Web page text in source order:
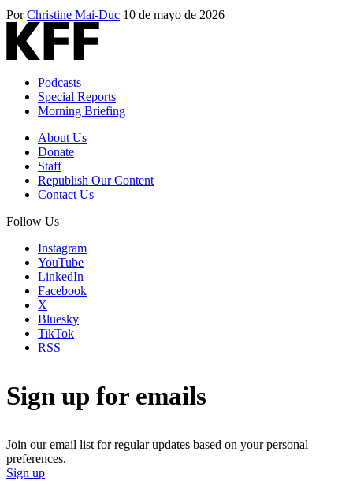
PorChristine Mai-Duc 10 de mayo de 2026
Podcasts
Special Reports
Morning Briefing
About Us
Donate
Staff
Republish Our Content
Contact Us
Follow Us
Instagram
YouTube
LinkedIn
Facebook
X
Bluesky
TikTok
RSS
Sign up for emails
Join our email list for regular updates based on your personal
preferences.
Sign up